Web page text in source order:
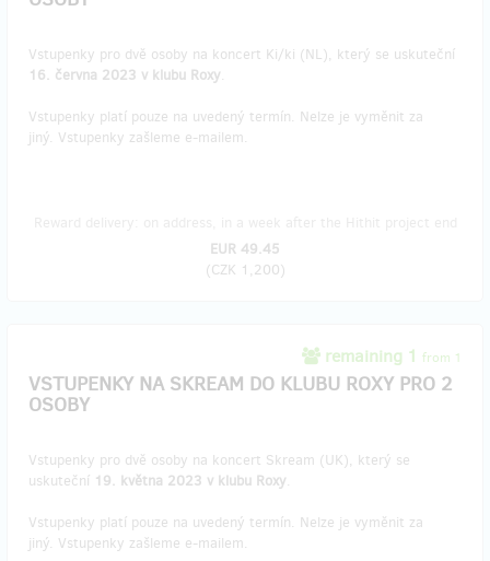
Vstupenky pro dvě osoby na koncert Ki/ki (NL), který se uskuteční
16. června 2023 v klubu Roxy.
Vstupenky platí pouze na uvedený termín. Nelze je vyměnit za
jiný. Vstupenky zašleme e-mailem.
EUR 49.45
(CZK 1,200)
remaining 1 from 1
VSTUPENKY NA SKREAM DO KLUBU ROXY PRO 2
OSOBY
Vstupenky pro dvě osoby na koncert Skream (UK), který se
uskuteční 19. května 2023 v klubu Roxy.
Vstupenky platí pouze na uvedený termín. Nelze je vyměnit za
jiný. Vstupenky zašleme e-mailem.